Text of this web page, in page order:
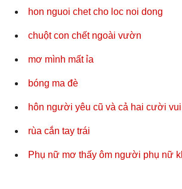
hon nguoi chet cho loc noi dong
chuột con chết ngoài vườn
mơ mình mất ỉa
bóng ma đè
hôn người yêu cũ và cả hai cười
rùa cắn tay trái
Phụ nữ mơ thấy ôm người phụ nữ